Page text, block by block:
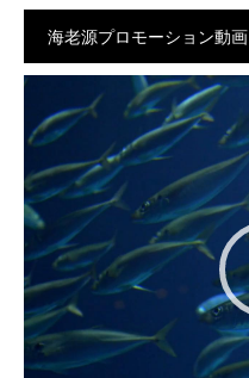
海老源プロモーション動画
動
画
プ
レ
ー
ヤ
ー